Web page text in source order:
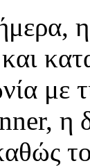
η
με
η
το